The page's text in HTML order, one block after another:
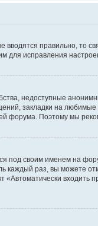
правильно, то
для исправления
недоступные
закладки на любимые
форума. Поэтому мы
под своим именем на
каждый раз, вы можете
входить